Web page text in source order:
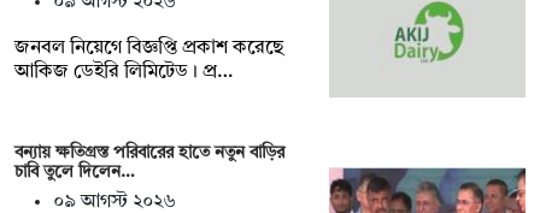
জনবল নিয়েগে বিজ্ঞপ্তি প্রকাশ করেছে
আকিজ ডেইরি লিমিটেড। প্র…
বন্যায় ক্ষতিগ্রস্ত পরিবারের হাতে নতুন বাড়ির
চাবি তুলে দিলেন…
০৯ আগস্ট ২০২৬